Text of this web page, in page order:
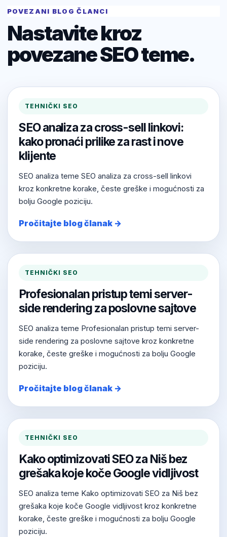
POVEZANI BLOG ČLANCI
Nastavite kroz
povezane SEO teme.
TEHNIČKI SEO
SEO analiza za cross-sell linkovi:
kako pronaći prilike za rast i nove
klijente
SEO analiza teme SEO analiza za cross-sell linkovi
kroz konkretne korake, česte greške i mogućnosti za
bolju Google poziciju.
Pročitajte blog članak →
TEHNIČKI SEO
Profesionalan pristup temi server-
side rendering za poslovne sajtove
SEO analiza teme Profesionalan pristup temi server-
side rendering za poslovne sajtove kroz konkretne
korake, česte greške i mogućnosti za bolju Google
poziciju.
Pročitajte blog članak →
TEHNIČKI SEO
Kako optimizovati SEO za Niš bez
grešaka koje koče Google vidljivost
SEO analiza teme Kako optimizovati SEO za Niš bez
grešaka koje koče Google vidljivost kroz konkretne
korake, česte greške i mogućnosti za bolju Google
poziciju.